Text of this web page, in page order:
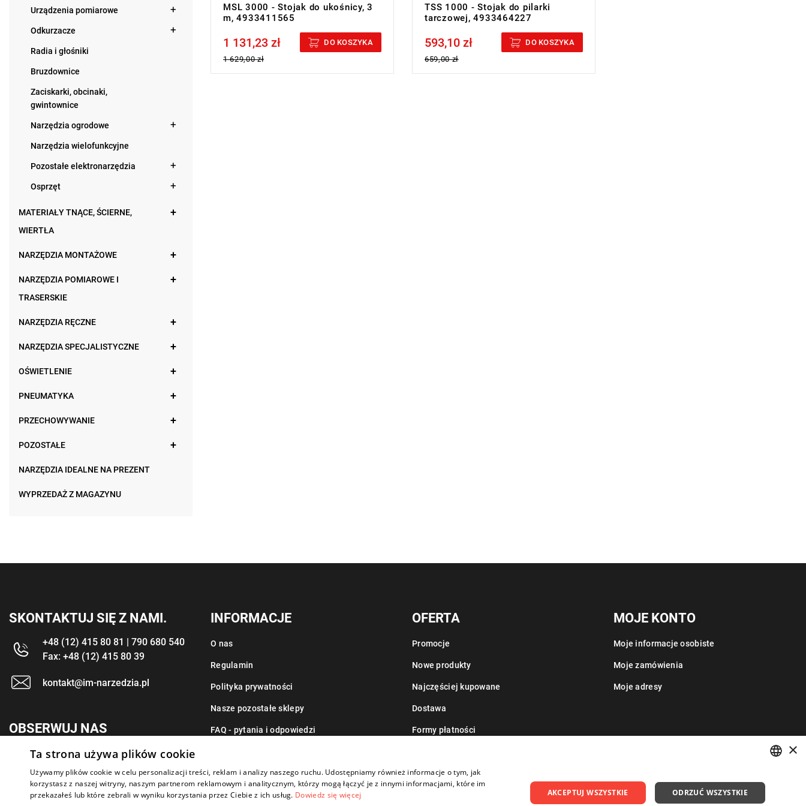
Urządzenia pomiarowe
Odkurzacze
Radia i głośniki
Bruzdownice
Zaciskarki, obcinaki,
gwintownice
Narzędzia ogrodowe
Narzędzia wielofunkcyjne
Pozostałe elektronarzędzia
Osprzęt
MATERIAŁY TNĄCE, ŚCIERNE,
WIERTŁA
NARZĘDZIA MONTAŻOWE
NARZĘDZIA POMIAROWE I
TRASERSKIE
NARZĘDZIA RĘCZNE
NARZĘDZIA SPECJALISTYCZNE
OŚWIETLENIE
PNEUMATYKA
PRZECHOWYWANIE
POZOSTAŁE
NARZĘDZIA IDEALNE NA PREZENT
WYPRZEDAŻ Z MAGAZYNU
MSL 3000 - Stojak do ukośnicy, 3
m, 4933411565
Price tax included
1 131,23 zł
1 629,00 zł
DO KOSZYKA
TSS 1000 - Stojak do pilarki
tarczowej, 4933464227
Price tax included
593,10 zł
659,00 zł
DO KOSZYKA
SKONTAKTUJ SIĘ Z NAMI.
+48 (12) 415 80 81 | 790 680 540
Fax: +48 (12) 415 80 39
kontakt@im-narzedzia.pl
OBSERWUJ NAS
INFORMACJE
O nas
Regulamin
Polityka prywatności
Nasze pozostałe sklepy
FAQ - pytania i odpowiedzi
OFERTA
Promocje
Nowe produkty
Najczęściej kupowane
Dostawa
Formy płatności
MOJE KONTO
Moje informacje osobiste
Moje zamówienia
Moje adresy
POLISH
ENGLISH
×
Ta strona używa plików cookie
Używamy plików cookie w celu personalizacji treści, reklam i analizy naszego ruchu. Udostępniamy również informacje o tym, jak
korzystasz z naszej witryny, naszym partnerom reklamowym i analitycznym, którzy mogą łączyć je z innymi informacjami, które im
przekazałeś lub które zebrali w wyniku korzystania przez Ciebie z ich usług. Dowiedz się więcej AKCEPTUJ WSZYSTKIE ODRZUĆ WSZYSTKIE